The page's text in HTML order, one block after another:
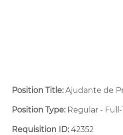
Position Title:Ajudante de
Position Type:Regular - Full-
Requisition ID:42352